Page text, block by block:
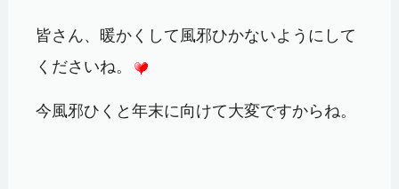
皆さん、暖かくして風邪ひかないようにして
くださいね。
今風邪ひくと年末に向けて大変ですからね。